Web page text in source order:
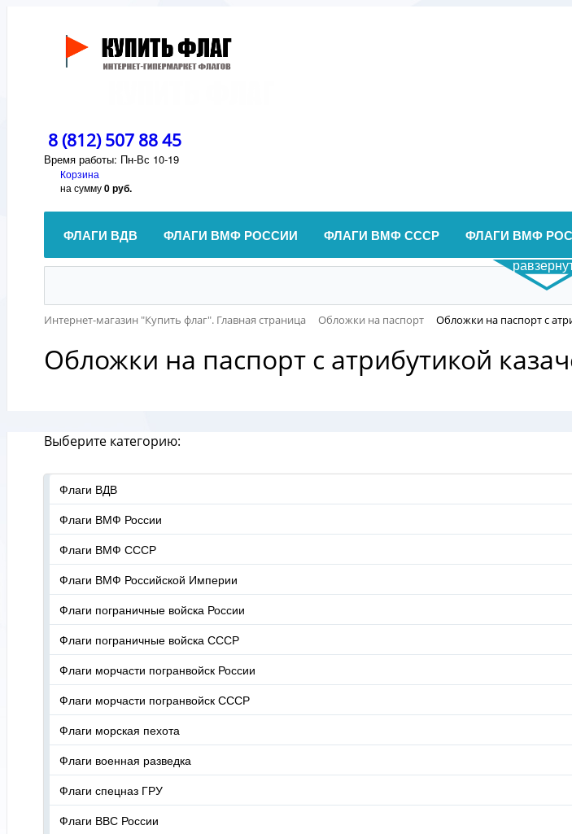
8 (812) 507 88 45
Время работы: Пн-Вс 10-19
Корзина
на сумму0 руб.
ФЛАГИ ВДВ ФЛАГИ ВМФ РОССИИ ФЛАГИ ВМФ СССР ФЛАГИ ВМФ
Интернет-магазин "Купить флаг". Главная страница Обложки на паспорт Обложки на паспорт с
Обложки на паспорт с атрибутикой
Выберите категорию:
Флаги ВДВ
Флаги ВМФ России
Флаги ВМФ СССР
Флаги ВМФ Российской Империи
Флаги пограничные войска России
Флаги пограничные войска СССР
Флаги морчасти погранвойск России
Флаги морчасти погранвойск СССР
Флаги морская пехота
Флаги военная разведка
Флаги спецназ ГРУ
Флаги ВВС России